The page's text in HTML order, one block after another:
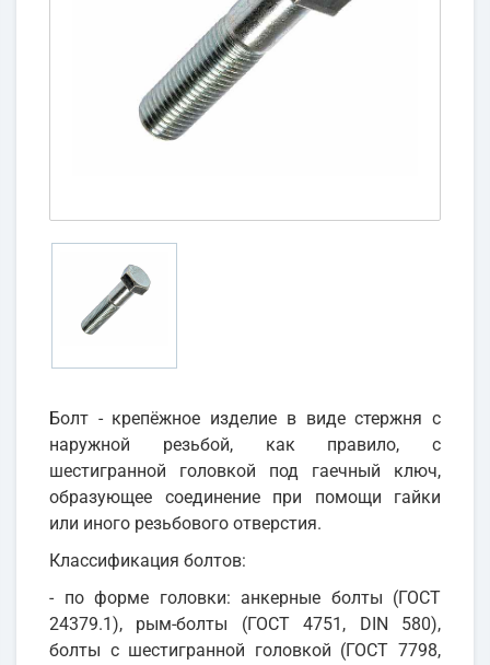
Болт - крепёжное изделие в виде стержня с
наружной резьбой, как правило, с
шестигранной головкой под гаечный ключ,
образующее соединение при помощи гайки
или иного резьбового отверстия.
Классификация болтов:
- по форме головки: анкерные болты (ГОСТ
24379.1), рым-болты (ГОСТ 4751, DIN 580),
болты с шестигранной головкой (ГОСТ 7798,